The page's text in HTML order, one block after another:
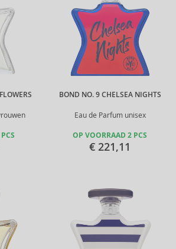
BOND NO. 9 CHELSEA NIGHTS
Eau de Parfum unisex
OP VOORRAAD 2 PCS
€ 221,11